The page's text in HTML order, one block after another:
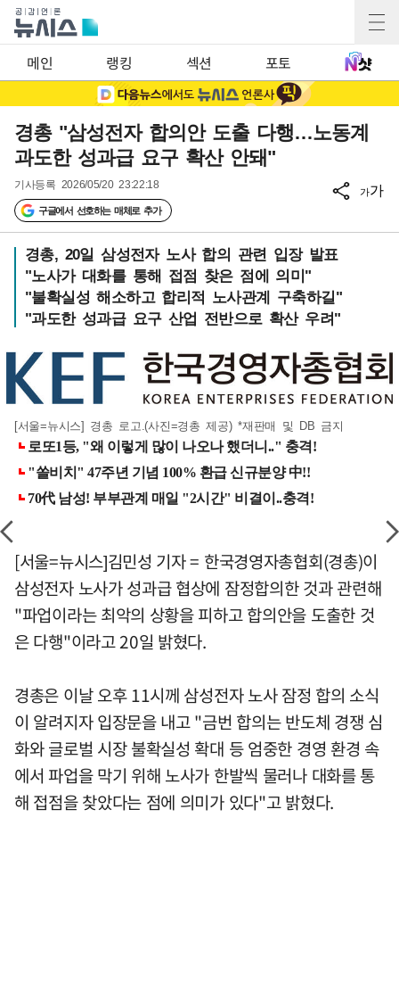
메인 랭킹 섹션 포토
경총 "삼성전자 합의안 도출 다행…노동계
과도한 성과급 요구 확산 안돼"
기사등록 2026/05/20 23:22:18
구글에서 선호하는 매체로 추가
가가
경총, 20일 삼성전자 노사 합의 관련 입장 발표
"노사가 대화를 통해 접점 찾은 점에 의미"
"불확실성 해소하고 합리적 노사관계 구축하길"
"과도한 성과급 요구 산업 전반으로 확산 우려"
[서울=뉴시스] 경총 로고.(사진=경총 제공) *재판매 및 DB 금지
[서울=뉴시스]김민성 기자 = 한국경영자총협회(경총)이
삼성전자 노사가 성과급 협상에 잠정합의한 것과 관련해
"파업이라는 최악의 상황을 피하고 합의안을 도출한 것
은 다행"이라고 20일 밝혔다.
경총은 이날 오후 11시께 삼성전자 노사 잠정 합의 소식
이 알려지자 입장문을 내고 "금번 합의는 반도체 경쟁 심
화와 글로벌 시장 불확실성 확대 등 엄중한 경영 환경 속
에서 파업을 막기 위해 노사가 한발씩 물러나 대화를 통
해 접점을 찾았다는 점에 의미가 있다"고 밝혔다.